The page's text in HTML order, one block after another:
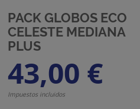
PACK GLOBOS ECO
CELESTE MEDIANA
PLUS
43,00 €
Impuestos incluidos